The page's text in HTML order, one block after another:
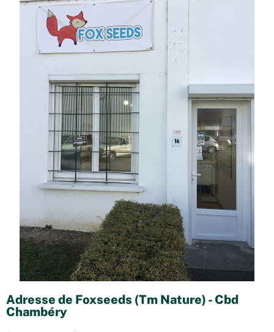
Adresse de Foxseeds (Tm Nature) - Cbd
Chambéry